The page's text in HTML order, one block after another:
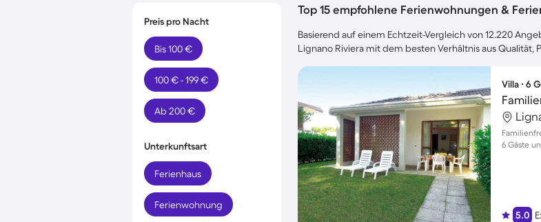
Preis pro Nacht
Bis 100 €
100 € - 199 €
Ab 200 €
Unterkunftsart
Ferienhaus
Ferienwohnung
Top 15 empfohlene Ferienwohnungen &
Basierend auf einem Echtzeit-Vergleich von 12.220
Lignano Riviera mit dem besten Verhältnis aus Qualität,
Villa ∙ 6
6 Gäste
5.0